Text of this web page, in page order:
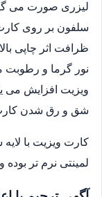
لیزری صورت می
سلفون بر روی
ظرافت اثر چاپی
نور گرما و رطوبت
ویزیت افزایش می
شق و رق شدن
کارت ویزیت با
لمینتی نرم تر